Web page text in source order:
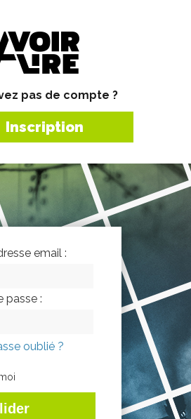
pas de compte ?
Inscription
email :
passe :
oublié ?